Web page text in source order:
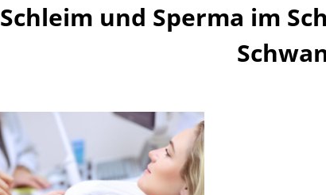
Schleim und Sperma im